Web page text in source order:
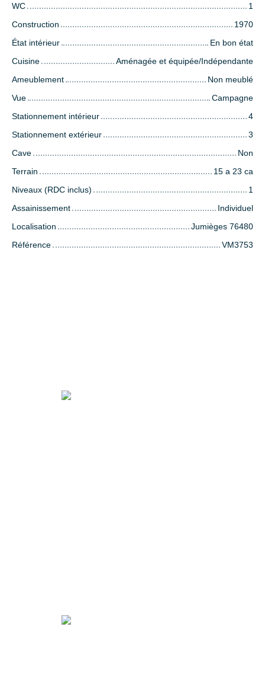
WC
1
Construction
1970
État intérieur
En bon état
Cuisine
Aménagée et équipée/Indépendante
Ameublement
Non meublé
Vue
Campagne
Stationnement intérieur
4
Stationnement extérieur
3
Cave
Non
Terrain
15 a 23 ca
Niveaux (RDC inclus)
1
Assainissement
Individuel
Localisation
Jumièges 76480
Référence
VM3753